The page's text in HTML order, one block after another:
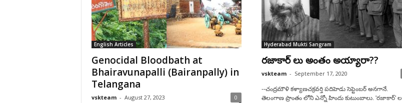
English Articles
Genocidal Bloodbath at
Bhairavunapalli (Bairanpally) in
Telangana
vskteam - August 27, 2023 0
Hyderabad Mukti Sangram
రజాకార్ లు అంతం అయ్యారా??
vskteam - September 17, 2020
--చంద్రమౌళి కళ్యాణచక్రవర్తి పదిహెడు సెప్టెంబర్ అనగానే.
తెలంగాణ ప్రాంతం లోని ఎన్నో హిందు కుటుంబాలు. 'రజాకార్' ల